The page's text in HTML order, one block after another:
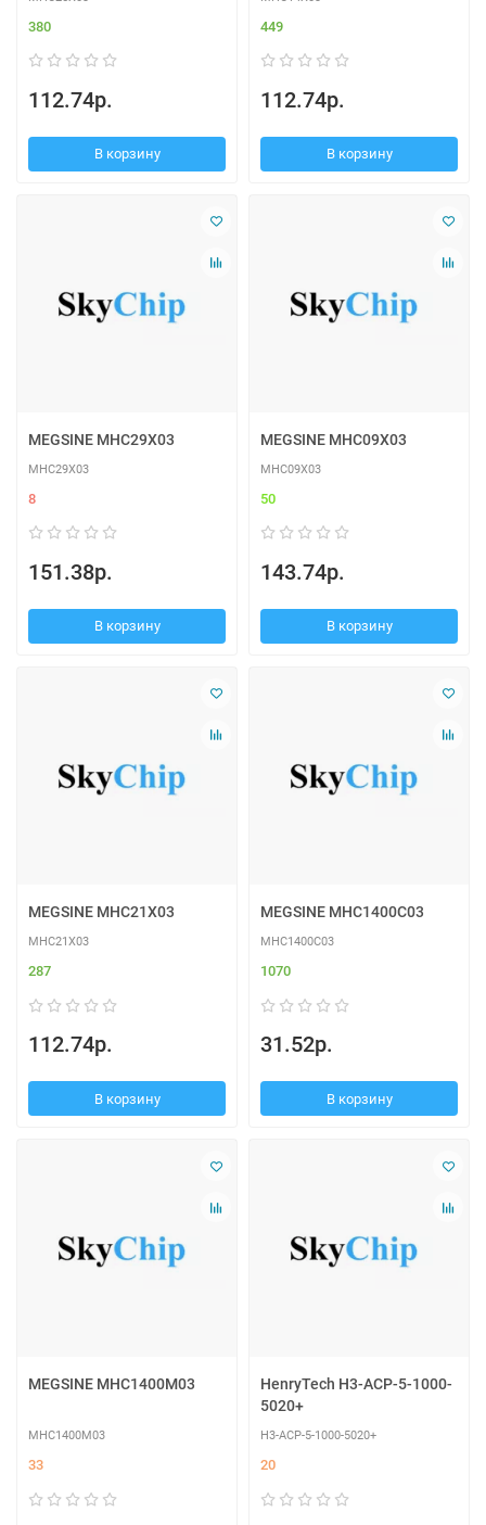
380
112.74р.
В корзину
449
112.74р.
В корзину
MEGSINE MHC29X03
MHC29X03
8
151.38р.
В корзину
MEGSINE MHC09X03
MHC09X03
50
143.74р.
В корзину
MEGSINE MHC21X03
MHC21X03
287
112.74р.
В корзину
MEGSINE MHC1400C03
MHC1400C03
1070
31.52р.
В корзину
MEGSINE MHC1400M03
MHC1400M03
33
HenryTech H3-ACP-5-1000-
5020+
H3-ACP-5-1000-5020+
20